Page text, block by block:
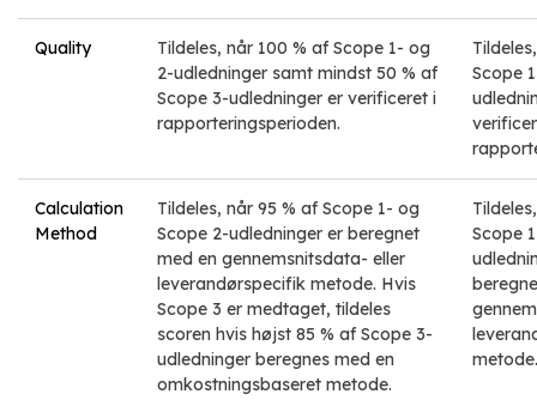
Quality
Tildeles, når 100 % af Scope 1- og
2-udledninger samt mindst 50 % af
Scope 3-udledninger er verificeret i
rapporteringsperioden.
Scope
Calculation
Method
Tildeles, når 95 % af Scope 1- og
Scope 2-udledninger er beregnet
med en gennemsnitsdata- eller
leverandørspecifik metode. Hvis
Scope 3 er medtaget, tildeles
scoren hvis højst 85 % af Scope 3-
udledninger beregnes med en
omkostningsbaseret metode.
Scope
metode.